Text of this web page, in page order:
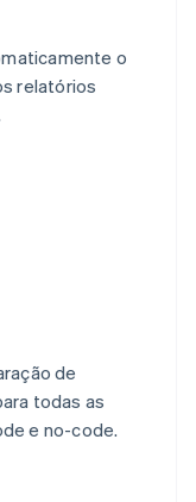
o
relatórios
de
todas as
e no-code.